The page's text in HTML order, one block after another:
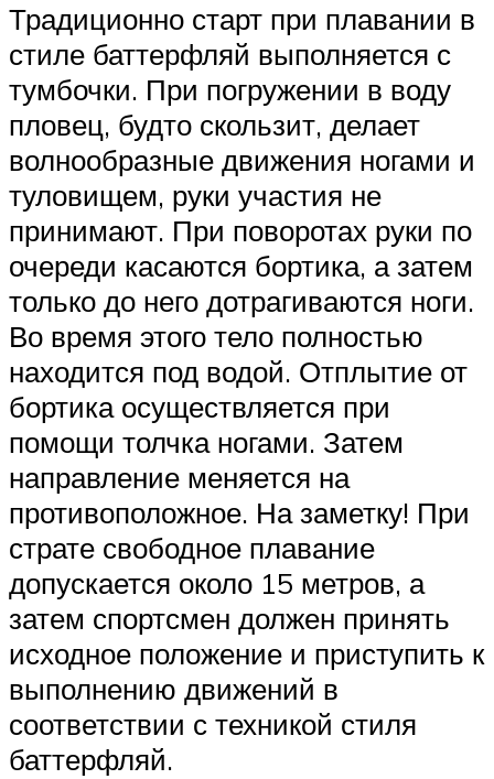
Традиционно старт при плавании в
стиле баттерфляй выполняется с
тумбочки. При погружении в воду
пловец, будто скользит, делает
волнообразные движения ногами и
туловищем, руки участия не
принимают. При поворотах руки по
очереди касаются бортика, а затем
только до него дотрагиваются ноги.
Во время этого тело полностью
находится под водой. Отплытие от
бортика осуществляется при
помощи толчка ногами. Затем
направление меняется на
противоположное. На заметку! При
страте свободное плавание
допускается около 15 метров, а
затем спортсмен должен принять
исходное положение и приступить к
выполнению движений в
соответствии с техникой стиля
баттерфляй.